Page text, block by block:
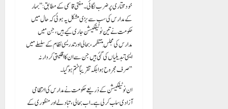
خودمختاری پر ضرب لگائی۔ مفتی قاسمی کے مطابق: “بہار
کے مدارس کی سب سے بڑی مشکل یہ ہوئی کہ حال میں
حکومت نے تین نوٹیفکیشن جاری کیے ہیں، جن میں
مدارس کی مجلسِ منتظمہ، بحالی اور تدریسی نظام کے سلسلے میں
ایسی تبدیلیاں کی گئی ہیں جن سے ان کا اقلیتی کردار نہ
صرف مجروح ہوا بلکہ تقریباً ختم ہو گیا۔”
ان نوٹیفکیشن کے ذریعے حکومت نے مدارس کی انتظامی
آزادی سلب کر لی ہے۔ اب بحالی، تبادلے اور منظوری کے